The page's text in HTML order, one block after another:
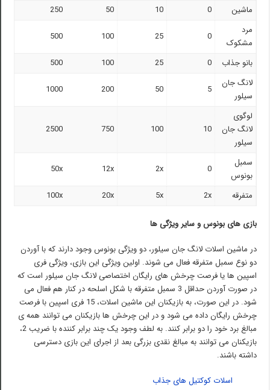
ماشین
250
مرد
مشکوک
100
500
بانو جذاب 100
500
لانگ جان
سیلور
200
1000
لوگوی
لانگ جان
سیلور
100
750
2500
سمبل
بونوس
12x
50x
متفرقه 20x
100x
بازی های بونوس و سایر ویژگی ها
در ماشین اسلات لانگ جان سیلور، دو ویژگی بونوس وجود دارند که با آوردن
دو نوع سمبل متفرقه فعال می شوند. اولین ویژگی این بازی، ویژگی فری
اسپین ها یا فرصت چرخش های رایگان اختصاصی لانگ جان سیلور است که
در صورت آوردن حداقل 3 سمبل متفرقه با شکل اسلحه در کنار هم فعال می
شود. در این صورت، به بازیکنان این ماشین اسلات، 15 فری اسپین با فرصت
چرخش رایگان داده می شود و در این چرخش ها بازیکنان می توانند همه ی
مبالغ برد خود را دو برابر کنند. به لطف وجود یک چند برابر کننده با ضریب 2،
بازیکنان می توانند به مبالغ نقدی بزرگی بعد از اجرای این بازی دسترسی
داشته باشند.
اسلات کوکتیل های جذاب